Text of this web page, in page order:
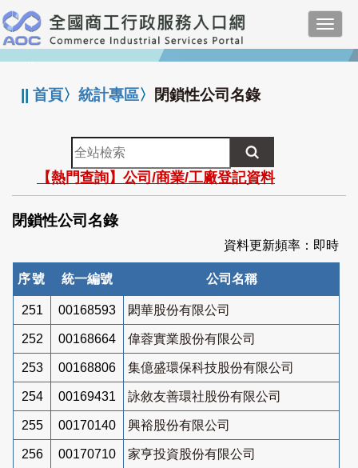
跳
到
主
要
:::
||首頁〉統計專區〉 閉鎖性公司名錄
全
站
檢
索
【熱門查詢】公司/商業/工廠登記資料
閉鎖性公司名錄
資料更新頻率：即時
序號 統一編號 公司名稱
251 00168593 閎華股份有限公司
252 00168664 偉蓉實業股份有限公司
253 00168806 集億盛環保科技股份有限公司
254 00169431 詠敘友善環社股份有限公司
255 00170140 興裕股份有限公司
256 00170710 家亨投資股份有限公司